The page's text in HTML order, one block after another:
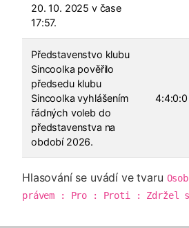
20. 10. 2025 v čase
17:57.
Představenstvo klubu
Sincoolka pověřilo
předsedu klubu
Sincoolka vyhlášením
řádných voleb do
představenstva na
období 2026.
4:4:0:0
Hlasování se uvádí ve tvaru
právem : Pro : Proti : Zdržel